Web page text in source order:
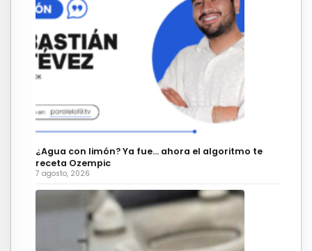
¿Agua con limón? Ya fue… ahora el algoritmo te
receta Ozempic
7 agosto, 2026